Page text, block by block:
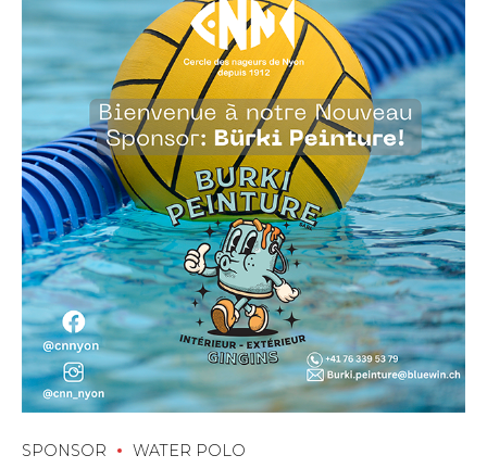
SPONSOR WATER POLO